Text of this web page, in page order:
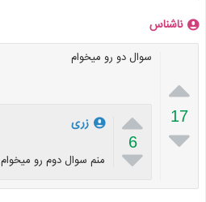
ناشناس

17

سوال دو رو میخوام

6

زری
منم سوال دوم رو میخوام